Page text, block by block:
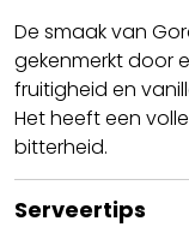
De smaak van
gekenmerkt door
fruitigheid en
Het heeft een
bitterheid.
Serveertips